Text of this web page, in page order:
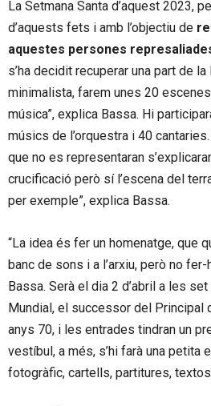
La Setmana Santa d’aquest 2023,
d’aquests fets i amb l’objectiu de
aquestes persones
s’ha decidit recuperar una part de la
minimalista, farem unes 20
música”, explica Bassa. Hi
músics de l’orquestra i 40
que no es representaran
crucificació però sí l’escena del
per exemple”, explica Bassa.
“La idea és fer un homenatge, que
banc de sons i a l’arxiu, però no fer-
Bassa. Serà el dia 2 d’abril a les
Mundial, el successor del Principal
anys 70, i les entrades tindran un
vestíbul, a més, s’hi farà una petita
fotogràfic, cartells, partitures,